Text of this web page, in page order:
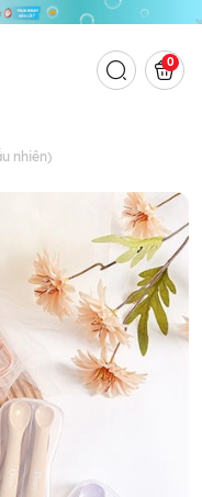
0
nhiên)